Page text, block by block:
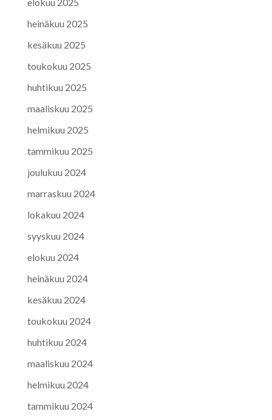
heinäkuu 2025
kesäkuu 2025
toukokuu 2025
huhtikuu 2025
maaliskuu 2025
helmikuu 2025
tammikuu 2025
joulukuu 2024
marraskuu 2024
lokakuu 2024
syyskuu 2024
elokuu 2024
heinäkuu 2024
kesäkuu 2024
toukokuu 2024
huhtikuu 2024
maaliskuu 2024
helmikuu 2024
tammikuu 2024